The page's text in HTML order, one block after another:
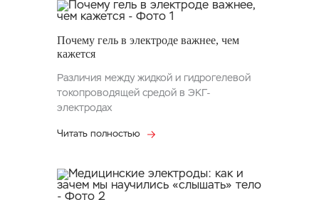
Почему гель в электроде важнее, чем
кажется
Различия между жидкой и гидрогелевой
токопроводящей средой в ЭКГ-
электродах
Читать полностью